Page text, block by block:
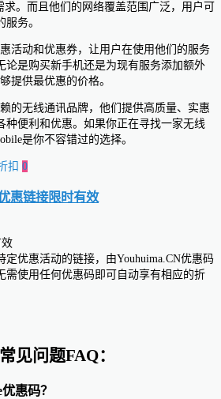
。而且他们的网络覆盖范围广泛，用户可
务。
活动和优惠券，让用户在使用他们的服务
论是购买新手机还是为现有服务添加额外
提供最优惠的价格。
的无线通讯品牌，他们提供高质量、实惠
种便利和优惠。如果你正在寻找一家无线
是你不容错过的选择。
扣 0
惠链接限时有效
优惠活动的链接，由Youhuima.CN优惠码
需使用任何优惠码即可自动享有相应的折
见问题FAQ：
惠码？